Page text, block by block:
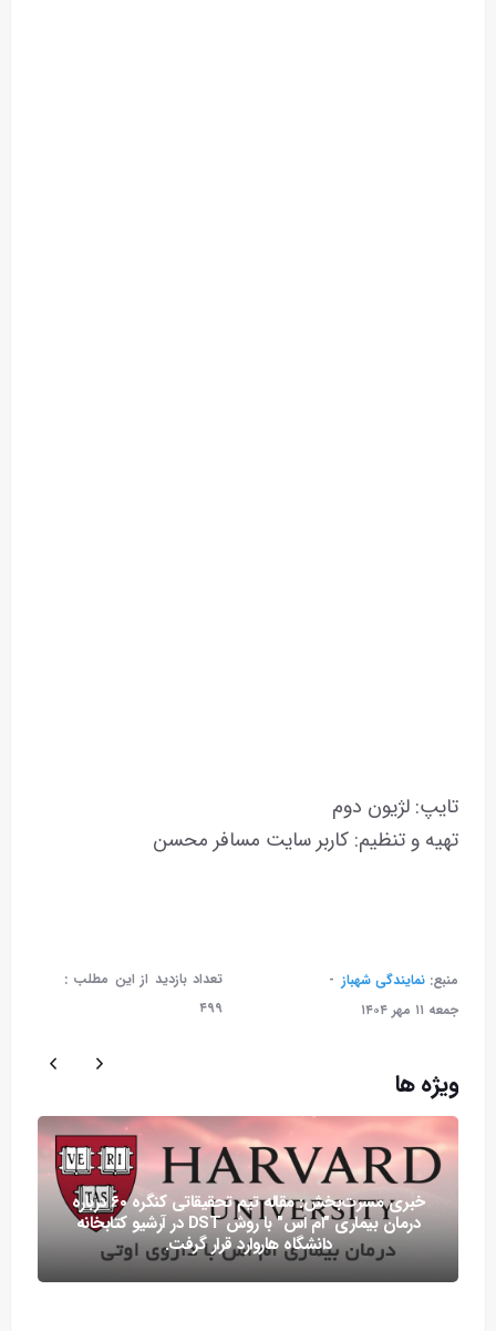
تایپ: لژیون دوم
تهیه و تنظیم: کاربر سایت مسافر محسن
منبع: نمایندگی شهباز
جمعه ۱۱ مهر ۱۴۰۴
تعداد بازدید از این مطلب :
۴۹۹
ویژه ها
خبری مسرت‌بخش: مقاله تیم تحقیقاتی کنگره ۶۰ درباره
درمان بیماری "ام اس" با روش DST در آرشیو کتابخانه
دانشگاه هاروارد قرار گرفت.